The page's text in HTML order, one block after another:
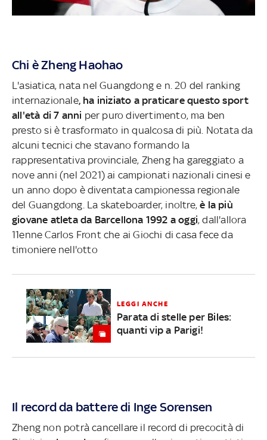
Chi è Zheng Haohao
L'asiatica, nata nel Guangdong e n. 20 del ranking
internazionale, ha iniziato a praticare questo sport
all'età di 7 anni per puro divertimento, ma ben
presto si è trasformato in qualcosa di più. Notata da
alcuni tecnici che stavano formando la
rappresentativa provinciale, Zheng ha gareggiato a
nove anni (nel 2021) ai campionati nazionali cinesi e
un anno dopo è diventata campionessa regionale
del Guangdong. La skateboarder, inoltre,è la più
giovane atleta da Barcellona 1992 a oggi, dall'allora
11enne Carlos Front che ai Giochi di casa fece da
timoniere nell'otto
LEGGI ANCHE
Parata di stelle per Biles:
quanti vip a Parigi!
Il record da battere di Inge Sorensen
Zheng non potrà cancellare il record di precocità di